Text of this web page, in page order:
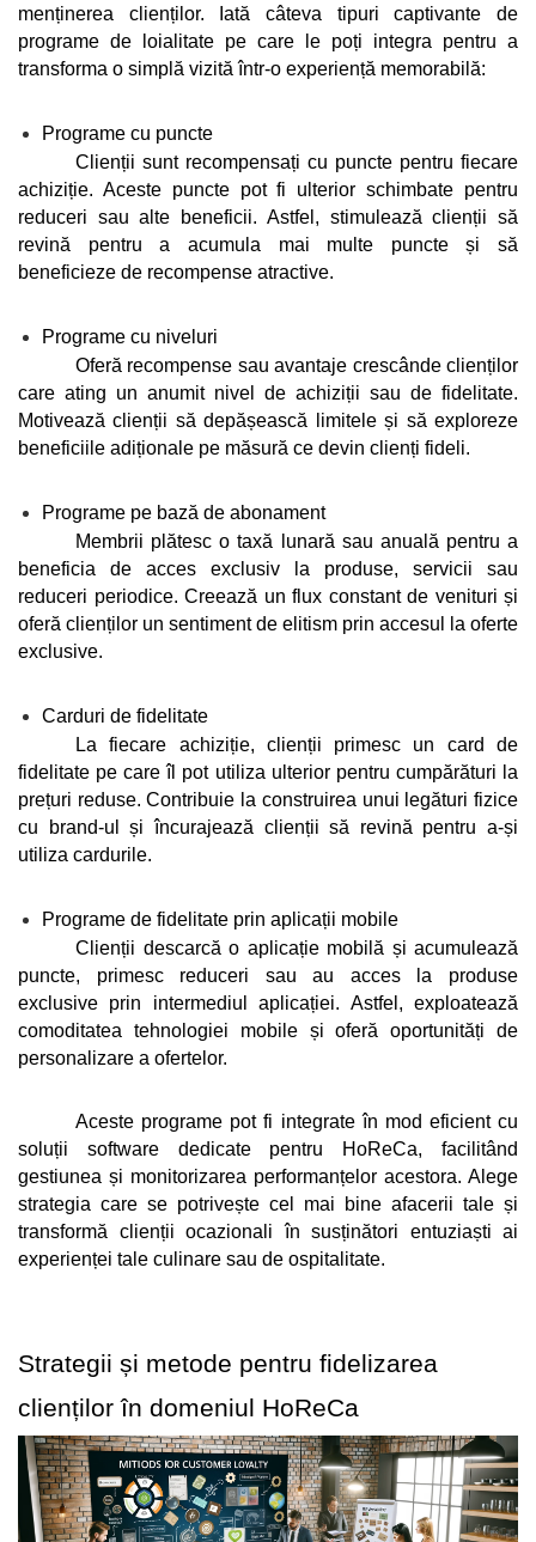
menținerea clienților. Iată câteva tipuri captivante de
programe de loialitate pe care le poți integra pentru a
transforma o simplă vizită într-o experiență memorabilă:
Programe cu puncte
Clienții sunt recompensați cu puncte pentru fiecare
achiziție. Aceste puncte pot fi ulterior schimbate pentru
reduceri sau alte beneficii. Astfel, stimulează clienții să
revină pentru a acumula mai multe puncte și să
beneficieze de recompense atractive.
Programe cu niveluri
Oferă recompense sau avantaje crescânde clienților
care ating un anumit nivel de achiziții sau de fidelitate.
Motivează clienții să depășească limitele și să exploreze
beneficiile adiționale pe măsură ce devin clienți fideli.
Programe pe bază de abonament
Membrii plătesc o taxă lunară sau anuală pentru a
beneficia de acces exclusiv la produse, servicii sau
reduceri periodice. Creează un flux constant de venituri și
oferă clienților un sentiment de elitism prin accesul la oferte
exclusive.
Carduri de fidelitate
La fiecare achiziție, clienții primesc un card de
fidelitate pe care îl pot utiliza ulterior pentru cumpărături la
prețuri reduse. Contribuie la construirea unui legături fizice
cu brand-ul și încurajează clienții să revină pentru a-și
utiliza cardurile.
Programe de fidelitate prin aplicații mobile
Clienții descarcă o aplicație mobilă și acumulează
puncte, primesc reduceri sau au acces la produse
exclusive prin intermediul aplicației. Astfel, exploatează
comoditatea tehnologiei mobile și oferă oportunități de
personalizare a ofertelor.
Aceste programe pot fi integrate în mod eficient cu
soluții software dedicate pentru HoReCa, facilitând
gestiunea și monitorizarea performanțelor acestora. Alege
strategia care se potrivește cel mai bine afacerii tale și
transformă clienții ocazionali în susținători entuziaști ai
experienței tale culinare sau de ospitalitate.
Strategii și metode pentru fidelizarea
clienților în domeniul HoReCa